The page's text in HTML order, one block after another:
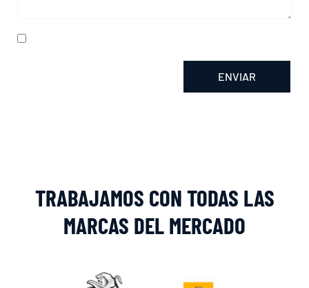
ENVIAR
TRABAJAMOS CON TODAS LAS
MARCAS DEL MERCADO